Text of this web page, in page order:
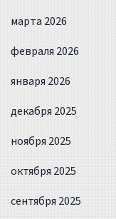
марта 2026
февраля 2026
января 2026
декабря 2025
ноября 2025
октября 2025
сентября 2025